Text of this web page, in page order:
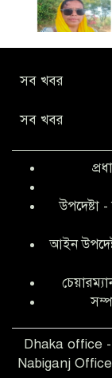
সব খবর
সব খবর
উপদেষ্টা
আইন
Dhaka office
Nabiganj